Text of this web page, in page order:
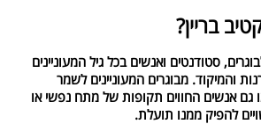
בריין?
סטודנטים ואנשים בכל גיל המעוניינים
והמיקוד. מבוגרים המעוניינים לשמר
גם אנשים החווים תקופות של מתח נפשי או
להפיק ממנו תועלת.